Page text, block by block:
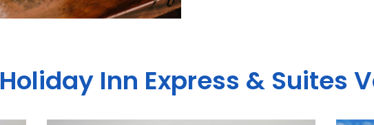
Holiday Inn Express & Suites